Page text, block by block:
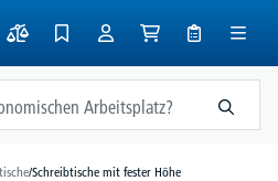
/Schreibtische mit fester Höhe